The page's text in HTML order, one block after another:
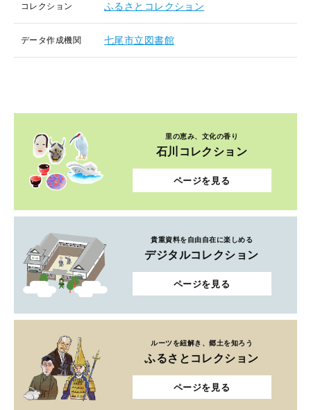
コレクション ふるさとコレクション
データ作成機関 七尾市立図書館
里の恵み、文化の香り
石川コレクション
ページを見る
貴重資料を自由自在に楽しめる
デジタルコレクション
ページを見る
ルーツを紐解き、郷土を知ろう
ふるさとコレクション
ページを見る